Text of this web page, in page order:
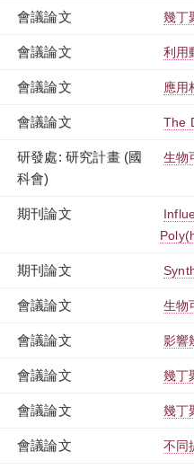
會議論文 幾丁
會議論文 利用
會議論文 應用
會議論文 The
研發處: 研究計畫 (國
科會)
生物
期刊論文
期刊論文
會議論文 生物
會議論文 影響
會議論文 幾丁
會議論文 幾丁
會議論文 不同